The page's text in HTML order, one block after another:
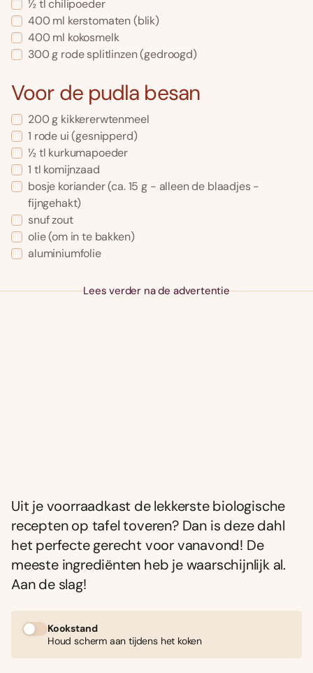
½ tl chilipoeder
400 ml kerstomaten (blik)
400 ml kokosmelk
300 g rode splitlinzen (gedroogd)
Voor de pudla besan
200 g kikkererwtenmeel
1 rode ui (gesnipperd)
½ tl kurkumapoeder
1 tl komijnzaad
bosje koriander (ca. 15 g - alleen de blaadjes -
fijngehakt)
snuf zout
olie (om in te bakken)
aluminiumfolie
Lees verder na de advertentie
Uit je voorraadkast de lekkerste biologische
recepten op tafel toveren? Dan is deze dahl
het perfecte gerecht voor vanavond! De
meeste ingrediënten heb je waarschijnlijk al.
Aan de slag!
Kookstand
Houd scherm aan tijdens het koken